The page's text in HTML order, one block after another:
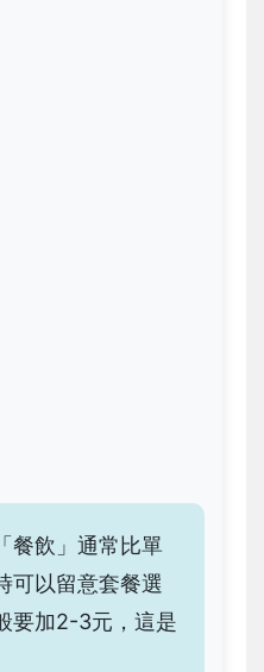
餐飲」通常比單
可以留意套餐選
要加2-3元，這是